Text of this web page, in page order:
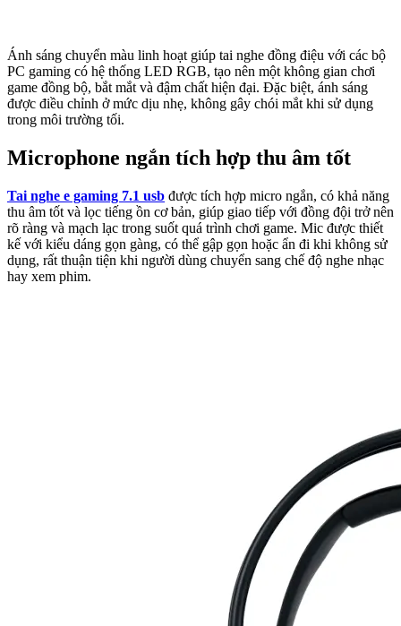
Ánh sáng chuyển màu linh hoạt giúp tai nghe đồng điệu với các bộ
PC gaming có hệ thống LED RGB, tạo nên một không gian chơi
game đồng bộ, bắt mắt và đậm chất hiện đại. Đặc biệt, ánh sáng
được điều chỉnh ở mức dịu nhẹ, không gây chói mắt khi sử dụng
trong môi trường tối.
Microphone ngắn tích hợp thu âm tốt
Tai nghe e gaming 7.1 usb được tích hợp micro ngắn, có khả năng
thu âm tốt và lọc tiếng ồn cơ bản, giúp giao tiếp với đồng đội trở nên
rõ ràng và mạch lạc trong suốt quá trình chơi game. Mic được thiết
kế với kiểu dáng gọn gàng, có thể gập gọn hoặc ẩn đi khi không sử
dụng, rất thuận tiện khi người dùng chuyển sang chế độ nghe nhạc
hay xem phim.